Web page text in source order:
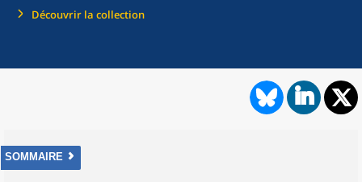
Découvrir la collection
SOMMAIRE